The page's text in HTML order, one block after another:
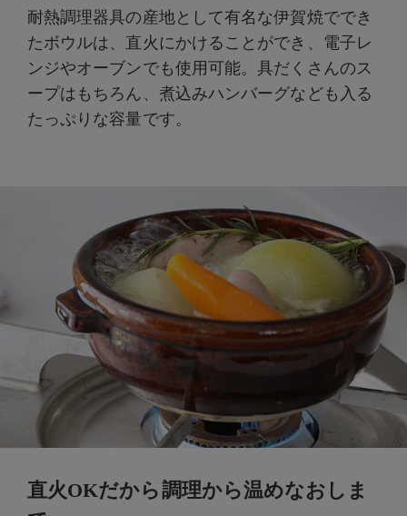
耐熱調理器具の産地として有名な伊賀焼ででき
たボウルは、直火にかけることができ、電子レ
ンジやオーブンでも使用可能。具だくさんのス
ープはもちろん、煮込みハンバーグなども入る
たっぷりな容量です。
直火OKだから調理から温めなおしま